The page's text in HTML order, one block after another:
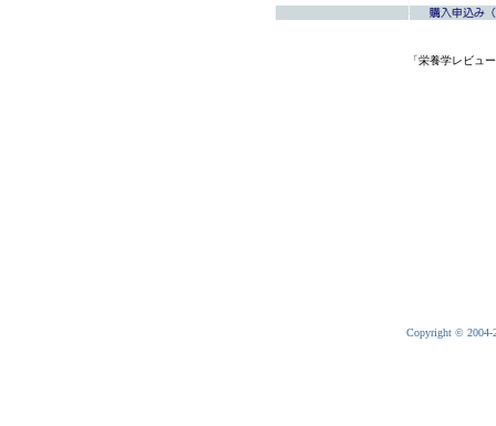
「栄養学レビュ
Copyright © 2004-